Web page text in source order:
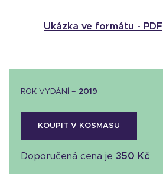
Ukázka ve formátu - PDF
ROK VYDÁNÍ – 2019
KOUPIT V KOSMASU
Doporučená cena je 350 Kč